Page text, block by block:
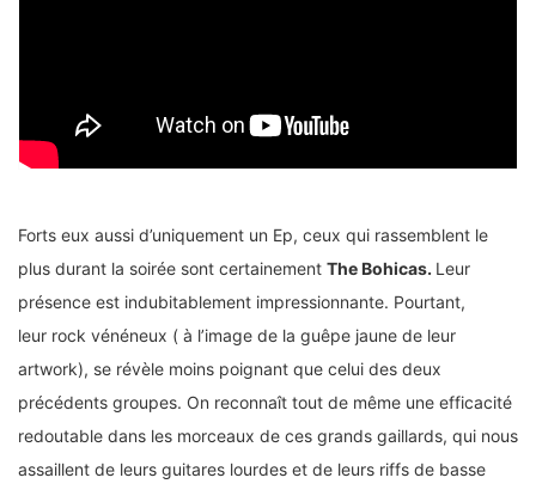
Forts eux aussi d’uniquement un Ep, ceux qui rassemblent le
plus durant la soirée sont certainement The Bohicas. Leur
présence est indubitablement impressionnante. Pourtant,
leur rock vénéneux ( à l’image de la guêpe jaune de leur
artwork), se révèle moins poignant que celui des deux
précédents groupes. On reconnaît tout de même une efficacité
redoutable dans les morceaux de ces grands gaillards, qui nous
assaillent de leurs guitares lourdes et de leurs riffs de basse